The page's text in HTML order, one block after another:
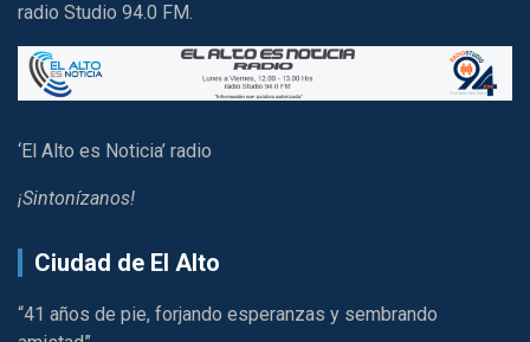
radio Studio 94.0 FM.
‘El Alto es Noticia’ radio
¡Sintonízanos!
Ciudad de El Alto
“41 años de pie, forjando esperanzas y sembrando